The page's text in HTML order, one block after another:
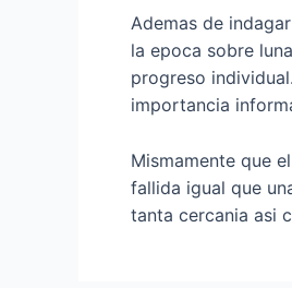
Ademas de
la epoca sobre
progreso
importancia
Mismamente que
fallida igual que
tanta cercania asi­